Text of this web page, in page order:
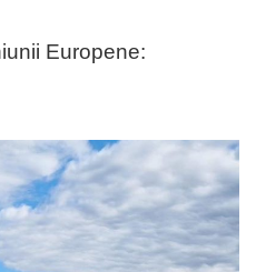
Europene: